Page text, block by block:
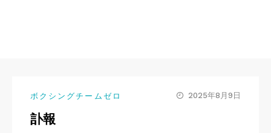
ボクシングチームゼロ 2025年8月9日
訃報